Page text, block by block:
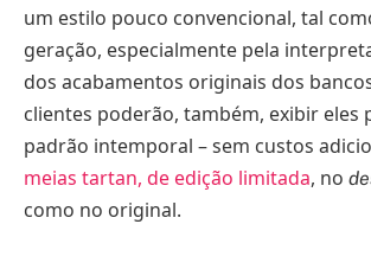
um estilo pouco convencional, tal
geração, especialmente pela
dos acabamentos originais dos
clientes poderão, também, exibir eles
padrão intemporal – sem custos
meias tartan, de edição limitada, no
como no original.